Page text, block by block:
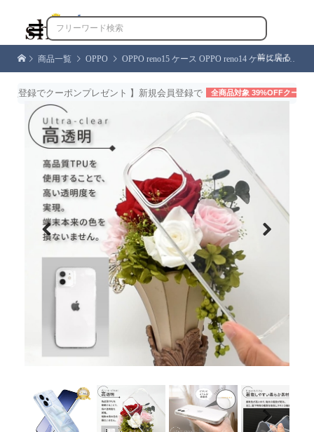

商品一覧 OPPO OPPO reno15 ケース OPPO reno14 ケース reno13a reno11a reno10 Pro 5G スマホケース reno5a reno3 5G reno 15a 14 13a 11a カバー 透明 クリア シズカウィル
前に戻る
録でクーポンプレゼント 】新規会員登録で 全商品対象 39%OFFクーポン
Previous